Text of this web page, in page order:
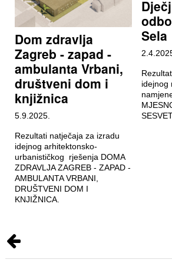
Dom zdravlja
Zagreb - zapad -
ambulanta Vrbani,
društveni dom i
knjižnica
5.9.2025.
Rezultati natječaja za izradu
idejnog arhitektonsko-
urbanističkog rješenja DOMA
ZDRAVLJA ZAGREB - ZAPAD -
AMBULANTA VRBANI,
DRUŠTVENI DOM I
KNJIŽNICA.
Sela
idejnog